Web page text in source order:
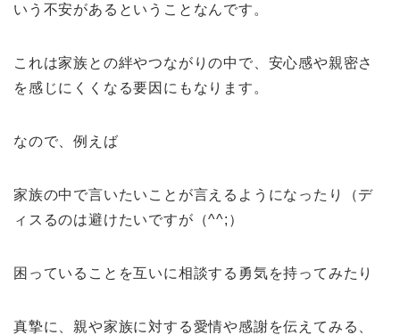
いう不安があるということなんです。
これは家族との絆やつながりの中で、安心感や親密さ
を感じにくくなる要因にもなります。
なので、例えば
家族の中で言いたいことが言えるようになったり（デ
ィスるのは避けたいですが（^^;）
困っていることを互いに相談する勇気を持ってみたり
真摯に、親や家族に対する愛情や感謝を伝えてみる、